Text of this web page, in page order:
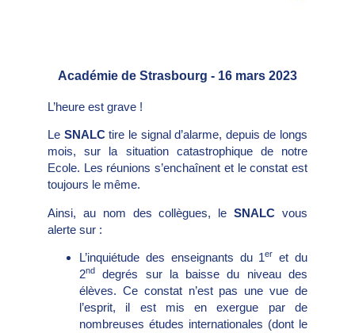
Académie de Strasbourg - 16 mars 2023
L’heure est grave !
Le SNALCtire le signal d’alarme, depuis de longs
mois, sur la situation catastrophique de notre
Ecole. Les réunions s’enchaînent et le constat est
toujours le même.
Ainsi, au nom des collègues, leSNALC vous
alerte sur :
L’inquiétude des enseignants du 1er
et du
2nd
degrés sur la baisse du niveau des
élèves. Ce constat n’est pas une vue de
l’esprit, il est mis en exergue par de
nombreuses études internationales (dont le